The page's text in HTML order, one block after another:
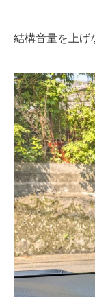
結構音量を上げ